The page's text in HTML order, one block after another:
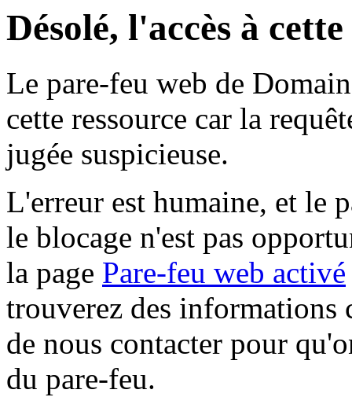
Désolé, l'accès à
Le pare-feu web de
cette ressource car la
jugée suspicieuse.
L'erreur est humaine, et le
le blocage n'est pas
la page Pare-feu web activé
trouverez des informations
de nous contacter pour
du pare-feu.